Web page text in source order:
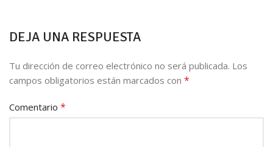
DEJA UNA RESPUESTA
Tu dirección de correo electrónico no será publicada. Los
campos obligatorios están marcados con *
Comentario *